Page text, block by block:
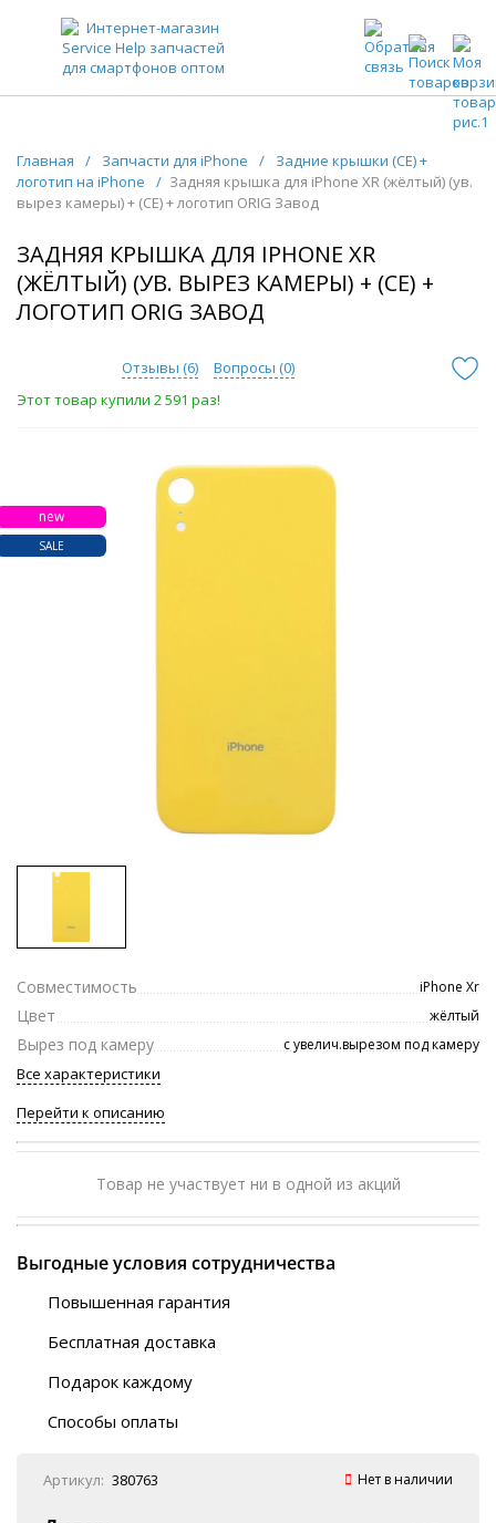
ЗАПЧАСТИ ДЛЯ ТЕЛЕФОНОВ ОПТОМ
Главная / Запчасти для iPhone /
Задние крышки (CE) +
логотип на iPhone
/ Задняя крышка для iPhone XR (жёлтый) (ув.
вырез камеры) + (СЕ) + логотип ORIG Завод
ЗАДНЯЯ КРЫШКА ДЛЯ IPHONE XR
(ЖЁЛТЫЙ) (УВ. ВЫРЕЗ КАМЕРЫ) + (СЕ) +
ЛОГОТИП ORIG ЗАВОД
Отзывы (6) Вопросы (0)
Этот товар купили 2 591 раз!
new
SALE
Совместимость iPhone Xr
Цвет жёлтый
Вырез под камеру с увелич.вырезом под камеру
Все характеристики
Перейти к описанию
Товар не участвует ни в одной из акций
Выгодные условия сотрудничества
Повышенная гарантия
Бесплатная доставка
Автобусы (по ЮФО)
“BlaBlaCar” (по ЮФО)
Подарок каждому
Способы оплаты
Наличные
Эквайринг
Артикул: 380763 Нет в наличии